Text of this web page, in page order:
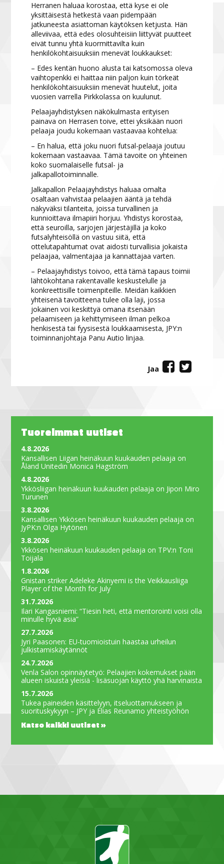
Herranen haluaa korostaa, että kyse ei ole
yksittäisestä hetkestä vaan pidempään
jatkuneesta asiattoman käytöksen ketjusta. Hän
alleviivaa, että edes olosuhteisiin liittyvät puutteet
eivät tunnu yhtä kuormittavilta kuin
henkilökohtaisuuksiin menevät loukkaukset:
– Edes kentän huono alusta tai katsomossa oleva
vaihtopenkki ei haittaa niin paljon kuin törkeät
henkilökohtaisuuksiin menevät huutelut, joita
vuosien varrella Pirkkolassa on kuulunut.
Pelaajayhdistyksen näkökulmasta erityisen
painava on Herrasen toive, ettei yksikään nuori
pelaaja joudu kokemaan vastaavaa kohtelua:
– En halua, että joku nuori futsal-pelaaja joutuu
kokemaan vastaavaa. Tämä tavoite on yhteinen
koko suomalaiselle futsal- ja
jalkapallotoiminnalle.
Jalkapallon Pelaajayhdistys haluaa omalta
osaltaan vahvistaa pelaajien ääntä ja tehdä
näkyväksi tilanteita, joissa turvallinen ja
kunnioittava ilmapiiri horjuu. Yhdistys korostaa,
että seuroilla, sarjojen järjestäjillä ja koko
futsalyhteisöllä on vastuu siitä, että
ottelutapahtumat ovat aidosti turvallisia jokaista
pelaajaa, valmentajaa ja kannattajaa varten.
– Pelaajayhdistys toivoo, että tämä tapaus toimii
lähtökohtana rakentavalle keskustelulle ja
konkreettisille toimenpiteille. Meidän kaikkien
yhteisenä tavoitteena tulee olla laji, jossa
jokainen voi keskittyä omana itsenään
pelaamiseen ja kehittymiseen ilman pelkoa
henkisestä tai fyysisestä loukkaamisesta, JPY:n
toiminnanjohtaja Panu Autio linjaa.
Jaa
Tuoreimmat uutiset
4.8.2026
Kansallisen Liigan heinäkuun kuukauden pelaaja on
Åland Unitedin Monica Hagström
4.8.2026
Ykkösliigan heinäkuun kuukauden pelaaja on Jipon Miro
Turunen
3.8.2026
Kansallisen Ykkösen heinäkuun kuukauden pelaaja on
JyPK:n Olga Hytönen
3.8.2026
Ykkösen heinäkuun kuukauden pelaaja on TPV:n Toni
Toijala
1.8.2026
Gnistan striker Adeleke Akinyemi is the Veikkausliiga
Player of the Month for July
31.7.2026
Ilari Kangasniemi: “Tiesin heti, että mentorointi voisi olla
minulle hyvä asia”
27.7.2026
Jyri Paasonen: EU-tuomioistuin haastaa urheilun
julkistamiskäytännöt
24.7.2026
Venla Salon opinnäytetyö: Pelaajien kokemukset pään
alueen iskuista yleisiä - lisäsuojan käyttö yhä harvinaista
15.7.2026
Tukea paineiden käsittelyyn, itseluottamukseen ja
suorituskykyyn – JPY ja Elias Reunamo yhteistyöhön
Katso kaikki uutiset »